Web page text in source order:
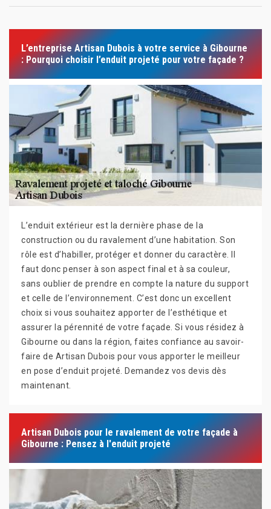
L’entreprise Artisan Dubois à votre service à Gibourne
: Pourquoi choisir l’enduit projeté pour votre façade ?
L’enduit extérieur est la dernière phase de la
construction ou du ravalement d’une habitation. Son
rôle est d’habiller, protéger et donner du caractère. Il
faut donc penser à son aspect final et à sa couleur,
sans oublier de prendre en compte la nature du support
et celle de l’environnement. C’est donc un excellent
choix si vous souhaitez apporter de l’esthétique et
assurer la pérennité de votre façade. Si vous résidez à
Gibourne ou dans la région, faites confiance au savoir-
faire de Artisan Dubois pour vous apporter le meilleur
en pose d’enduit projeté. Demandez vos devis dès
maintenant.
Artisan Dubois pour le ravalement de votre façade à
Gibourne : Pensez à l'enduit projeté